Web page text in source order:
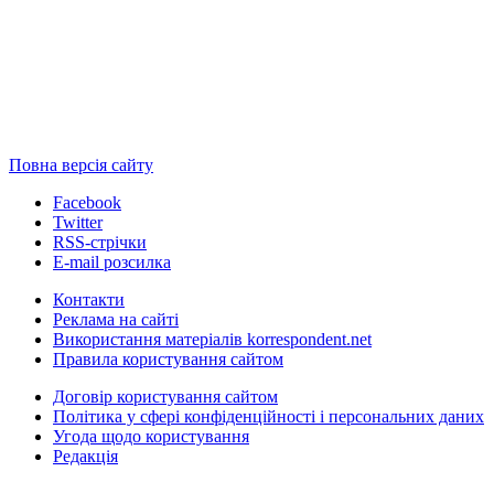
Повна версія сайту
Facebook
Twitter
RSS-стрічки
E-mail розсилка
Контакти
Реклама на сайті
Використання матеріалів korrespondent.net
Правила користування сайтом
Договір користування сайтом
Політика у сфері конфіденційності і персональних даних
Угода щодо користування
Редакція